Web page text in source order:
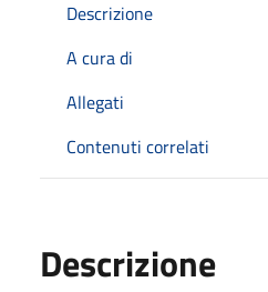
Descrizione
A cura di
Allegati
Contenuti correlati
Descrizione